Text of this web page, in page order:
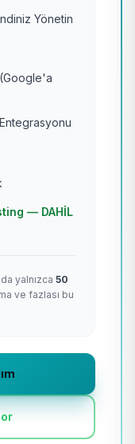
Yönetin
— DAHİL
yalnızca 50
ve fazlası bu